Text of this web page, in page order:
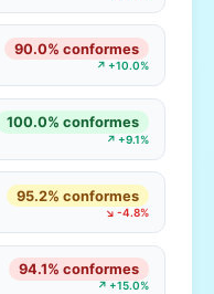
90.0% conformes
↗ +10.0%
100.0% conformes
↗ +9.1%
95.2% conformes
↘ -4.8%
94.1% conformes
↗ +15.0%